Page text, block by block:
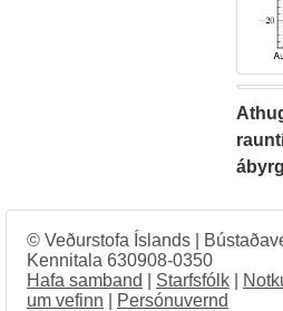
© Veðurstofa Íslands |
Kennitala 630908-0350
Hafa samband
Starfsfólk
um vefinn
Persónuvernd